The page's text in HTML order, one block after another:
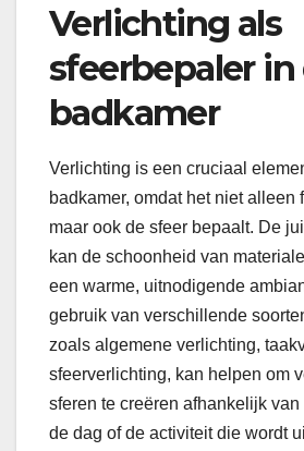
Verlichting als
sfeerbepaler in
badkamer
Verlichting is een cruciaal
badkamer, omdat het niet alleen
maar ook de sfeer bepaalt. De
kan de schoonheid van
een warme, uitnodigende
gebruik van verschillende
zoals algemene verlichting,
sfeerverlichting, kan helpen om
sferen te creëren afhankelijk van
de dag of de activiteit die wordt